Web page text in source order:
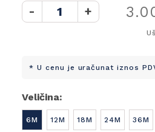
- +
* U cenu je uračunat iznos
Veličina:
6M 12M 18M 24M 36M